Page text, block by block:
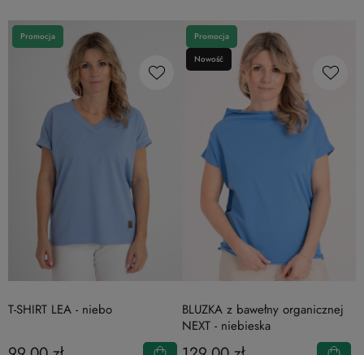
T-SHIRT LEA - niebo
Promocja
BLUZKA z bawełny organicznej
NEXT - niebieska
Promocja
Nowość